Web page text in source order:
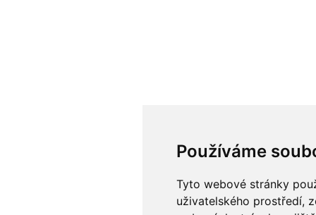
Používáme
Tyto webové stránky
uživatelského prostředí,